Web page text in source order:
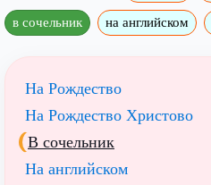
в сочельник на английском
На Рождество
На Рождество Христово
В сочельник
На английском